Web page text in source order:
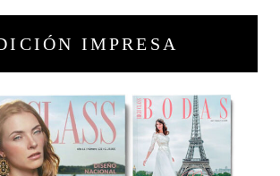
IMPRESA